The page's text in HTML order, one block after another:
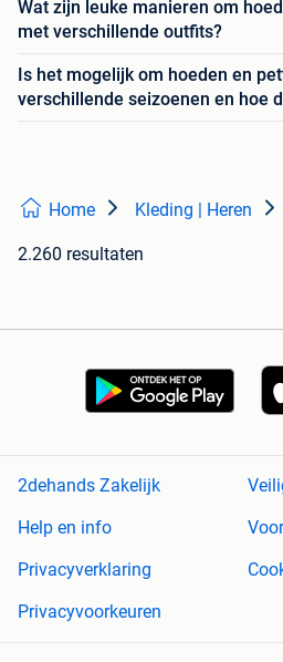
Wat zijn leuke manieren om
met verschillende outfits?
Is het mogelijk om hoeden en
verschillende seizoenen en hoe
Home Kleding | Heren
2.260 resultaten
2dehands Zakelijk
Help en info
Privacyverklaring
Privacyvoorkeuren